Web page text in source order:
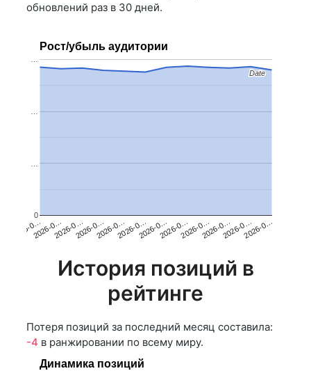
обновлений раз в 30 дней.
Рост/убыль аудитории
2026-0…2026-0…2026-0…2026-0…2026-0…2026-0…2026-0…2026-0…2026-0…2026-0…2026-0…2026-0…
0
…
…
Date
Date
История позиций в
рейтинге
Потеря позиций за последний месяц составила:
-4 в ранжировании по всему миру.
Динамика позиций